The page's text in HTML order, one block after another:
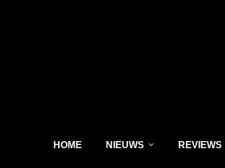
HOME NIEUWS REVIEWS